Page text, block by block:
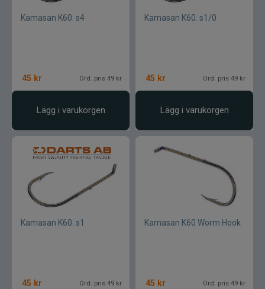
Kamasan K60. s4
45 kr Ord. pris 49 kr
Lägg i varukorgen
Kamasan K60. s1/0
45 kr Ord. pris 49 kr
Lägg i varukorgen
Kamasan K60. s1
45 kr Ord. pris 49 kr
Kamasan K60 Worm Hook
45 kr Ord. pris 49 kr